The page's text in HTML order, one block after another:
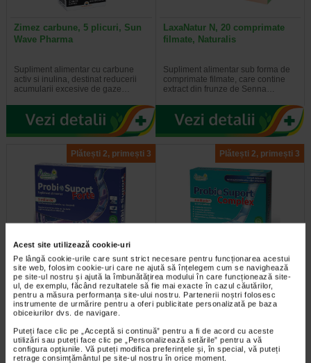
Acest site utilizează cookie-uri
Pe lângă cookie-urile care sunt strict necesare pentru funcționarea acestui
site web, folosim cookie-uri care ne ajută să înțelegem cum se navighează
pe site-ul nostru și ajută la îmbunătățirea modului în care funcționează site-
ul, de exemplu, făcând rezultatele să fie mai exacte în cazul căutărilor,
pentru a măsura performanța site-ului nostru. Partenerii noștri folosesc
instrumente de urmărire pentru a oferi publicitate personalizată pe baza
obiceiurilor dvs. de navigare.
Puteți face clic pe „Acceptă si continuă” pentru a fi de acord cu aceste
utilizări sau puteți face clic pe „Personalizează setările” pentru a vă
configura opțiunile. Vă puteți modifica preferințele și, în special, vă puteți
retrage consimțământul pe site-ul nostru în orice moment.
Zimez carbune, 5 plicuri, Sun
Wave Pharma
Supliment alimentar cu carbune
activ si inulina, destinat reducerii
acumularii excesive de gaze…
LaxaNatur N, 20 comprimate
filmate, Naturalis
Supliment alimentar sub forma de
comprimate filmate, care contine
extract din frunze de Senna…
Plătești 2, primești 3
ProbioSuport Forte, 10
capsule vegetale, Naturalis
Naturalis ProbioSuport Forte este
un supliment alimentar formulat cu
Saccharomyces cerevisiae var…
Plătești 2, primești 3
ProbioSuport Complex, 15
capsule, Naturalis
Naturalis ProbioSuport COMPLEX
este un supliment alimentar cu